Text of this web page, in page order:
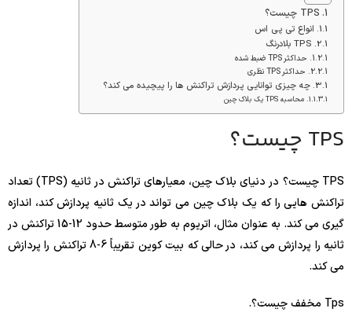
TPS چیست؟
انواع تی پی اس
TPS بلادرنگ
حداکثر TPS ضبط شده
حداکثر TPS نظری
چه چیزی توانایی پردازش تراکنش ها را پیچیده می کند؟
محاسبه TPS یک بلاک چین
TPS چیست؟
TPS چیست؟ در دنیای بلاک چین، معیارهای تراکنش در ثانیه (TPS) تعداد
تراکنش هایی را که یک بلاک چین می تواند در یک ثانیه پردازش کند، اندازه
گیری می کند. به عنوان مثال، اتریوم به طور متوسط ​​حدود 12-15 تراکنش در
ثانیه را پردازش می کند، در حالی که بیت کوین تقریباً 6-8 تراکنش را پردازش
می کند.
Tps مخفف چیست؟.